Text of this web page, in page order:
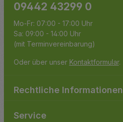
09442 43299 0
Mo-Fr: 07:00 - 17:00 Uhr
Sa: 09:00 - 14:00 Uhr
(mit Terminvereinbarung)
Oder über unser Kontaktformular.
Rechtliche Informationen
Service